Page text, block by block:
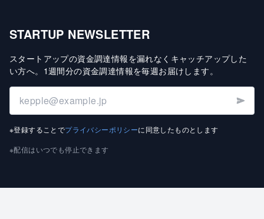
STARTUP NEWSLETTER
スタートアップの資金調達情報を漏れなくキャッチアップした
い方へ。 1週間分の資金調達情報を毎週お届けします。
※登録することでプライバシーポリシーに同意したものとします
※配信はいつでも停止できます